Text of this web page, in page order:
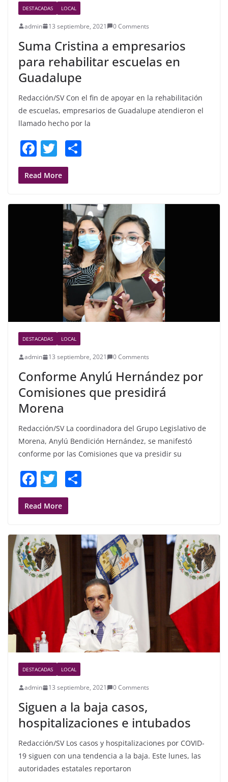
DESTACADAS LOCAL
admin 13 septiembre, 2021 0 Comments
Suma Cristina a empresarios
para rehabilitar escuelas en
Guadalupe
Redacción/SV Con el fin de apoyar en la rehabilitación
de escuelas, empresarios de Guadalupe atendieron el
llamado hecho por la
F
a
c
T
w
itt
Read More
DESTACADAS LOCAL
admin 13 septiembre, 2021 0 Comments
Conforme Anylú Hernández por
Comisiones que presidirá
Morena
Redacción/SV La coordinadora del Grupo Legislativo de
Morena, Anylú Bendición Hernández, se manifestó
conforme por las Comisiones que va presidir su
F
a
c
b
o
o
k
T
w
itt
Read More
DESTACADAS LOCAL
admin 13 septiembre, 2021 0 Comments
Siguen a la baja casos,
hospitalizaciones e intubados
Redacción/SV Los casos y hospitalizaciones por COVID-
19 siguen con una tendencia a la baja. Este lunes, las
autoridades estatales reportaron